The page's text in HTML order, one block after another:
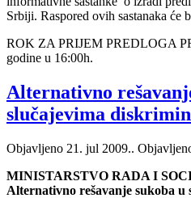
Srbiji. Raspored ovih sastanaka će
ROK ZA PRIJEM PREDLOGA
godine u 16:00h.
Alternativno
slučajevima
Objavljeno 21. jul 2009..
MINISTARSTVO RADA I
Alternativno rešavanje sukoba